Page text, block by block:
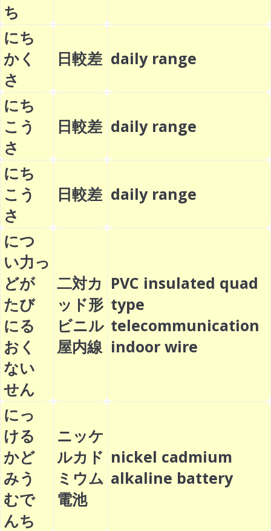
ち
にち
かく
さ
日較差 daily range
にち
こう
さ
日較差 daily range
にち
こう
さ
日較差 daily range
につ
い力っ
どが
たび
にる
おく
ない
せん
二対カ
ッド形
ビニル
屋内線
PVC insulated quad
type
telecommunication
indoor wire
にっ
ける
かど
みう
むで
んち
ニッケ
ルカド
ミウム
電池
nickel cadmium
alkaline battery